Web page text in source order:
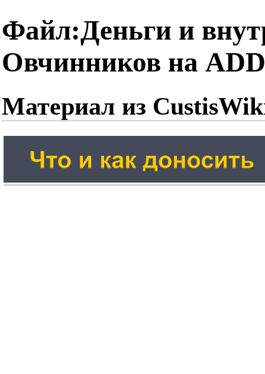
Файл:Деньги и
Овчинников на
Материал из